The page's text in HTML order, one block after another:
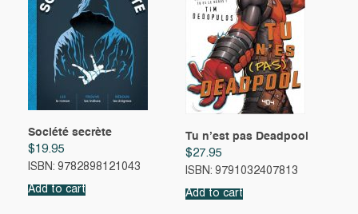
Société secrète
$19.95
ISBN: 9782898121043
Add to cart
Tu n’est pas Deadpool
$27.95
ISBN: 9791032407813
Add to cart